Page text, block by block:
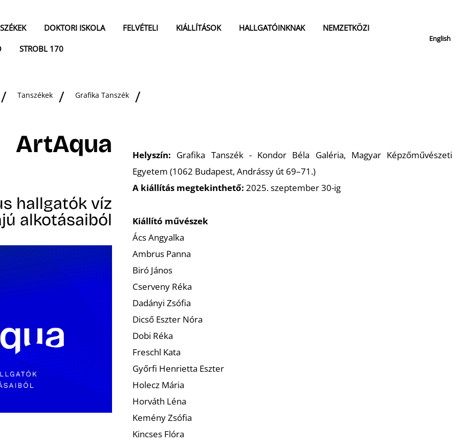
DOKTORI ISKOLA FELVÉTELI KIÁLLÍTÁSOK HALLGATÓINKNAK
NEMZETKÖZI
STROBL 170
English
Tanszékek Grafika Tanszék
ArtAqua
hallgatók víz
alkotásaiból
Helyszín: Grafika Tanszék - Kondor Béla Galéria, Magyar Képzőművészeti
Egyetem (1062 Budapest, Andrássy út 69–71.)
A kiállítás megtekinthető: 2025. szeptember 30-ig
Kiállító művészek
Ács Angyalka
Ambrus Panna
Biró János
Cserveny Réka
Dadányi Zsófia
Dicső Eszter Nóra
Dobi Réka
Freschl Kata
Győrfi Henrietta Eszter
Holecz Mária
Horváth Léna
Kemény Zsófia
Kincses Flóra